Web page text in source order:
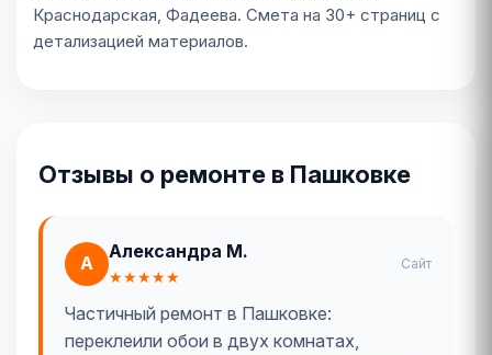
Краснодарская, Фадеева. Смета на 30+ страниц с
детализацией материалов.
Отзывы о ремонте в Пашковке
А
Александра М.
★★★★★
Сайт
Частичный ремонт в Пашковке:
переклеили обои в двух комнатах,